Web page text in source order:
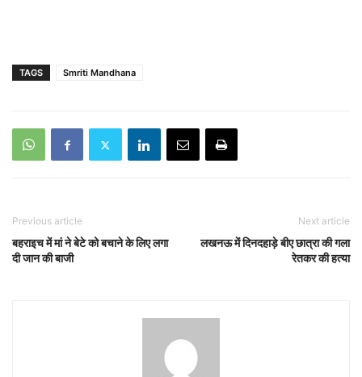
TAGS Smriti Mandhana
Previous article
बहराइच में मां ने बेटे को बचाने के लिए लगा
दी जान की बाजी
Next article
लखनऊ में दिनदहाड़े बीए छात्रा की गला
रेतकर की हत्या